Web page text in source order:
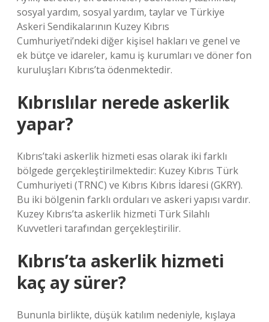
sosyal yardım, sosyal yardım, taylar ve Türkiye
Askeri Sendikalarının Kuzey Kıbrıs
Cumhuriyeti’ndeki diğer kişisel hakları ve genel ve
ek bütçe ve idareler, kamu iş kurumları ve döner fon
kuruluşları Kıbrıs’ta ödenmektedir.
Kıbrıslılar nerede askerlik
yapar?
Kıbrıs’taki askerlik hizmeti esas olarak iki farklı
bölgede gerçekleştirilmektedir: Kuzey Kıbrıs Türk
Cumhuriyeti (TRNC) ve Kıbrıs Kıbrıs İdaresi (GKRY).
Bu iki bölgenin farklı orduları ve askeri yapısı vardır.
Kuzey Kıbrıs’ta askerlik hizmeti Türk Silahlı
Kuvvetleri tarafından gerçekleştirilir.
Kıbrıs’ta askerlik hizmeti
kaç ay sürer?
Bununla birlikte, düşük katılım nedeniyle, kışlaya